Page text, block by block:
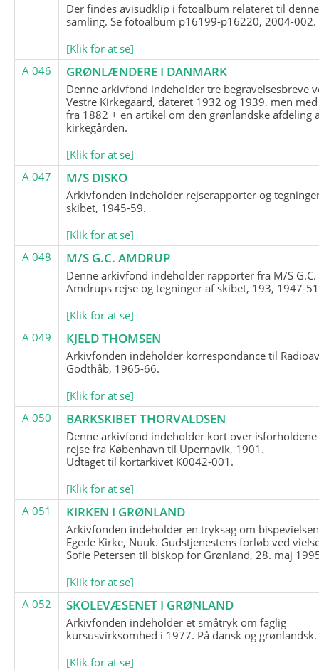
Der findes avisudklip i fotoalbum relateret til denne
samling. Se fotoalbum p16199-p16220, 2004-002.
[Klik for at se]
A 046
GRØNLÆNDERE I DANMARK
Denne arkivfond indeholder tre begravelsesbreve
Vestre Kirkegaard, dateret 1932 og 1939, men
fra 1882 + en artikel om den grønlandske afdeling
kirkegården.
[Klik for at se]
A 047
M/S DISKO
Arkivfonden indeholder rejserapporter og
skibet, 1945-59.
[Klik for at se]
A 048
M/S G.C. AMDRUP
Denne arkivfond indeholder rapporter fra M/S G.C.
Amdrups rejse og tegninger af skibet, 193, 1947-
[Klik for at se]
A 049
KJELD THOMSEN
Arkivfonden indeholder korrespondance til
Godthåb, 1965-66.
[Klik for at se]
A 050
BARKSKIBET THORVALDSEN
Denne arkivfond indeholder kort over
rejse fra København til Upernavik, 1901.
Udtaget til kortarkivet K0042-001.
[Klik for at se]
A 051
KIRKEN I GRØNLAND
Arkivfonden indeholder en tryksag om
Egede Kirke, Nuuk. Gudstjenestens forløb ved
Sofie Petersen til biskop for Grønland, 28. maj
[Klik for at se]
A 052
SKOLEVÆSENET I GRØNLAND
Arkivfonden indeholder et småtryk om faglig
kursusvirksomhed i 1977. På dansk og grønlandsk.
[Klik for at se]